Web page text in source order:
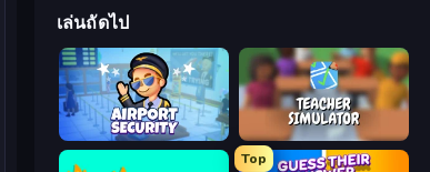
เล่นถัดไป
Airport Security Teacher Simulator
Top